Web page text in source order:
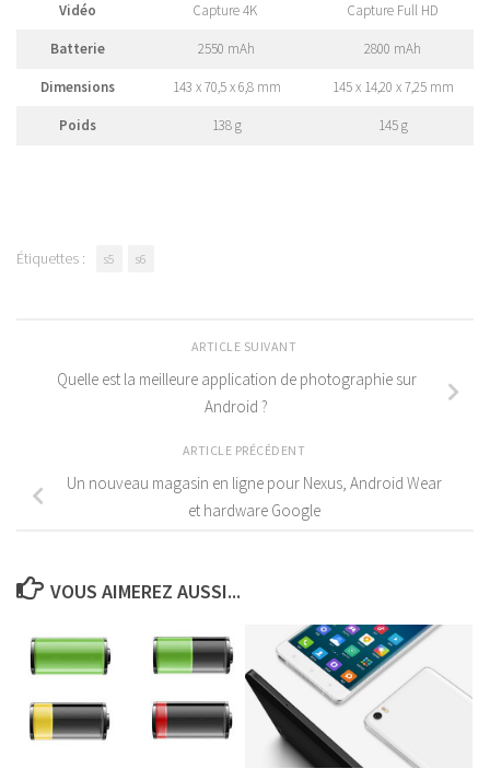
Vidéo Capture 4K Capture Full HD
Batterie 2550 mAh 2800 mAh
Dimensions 143 x 70,5 x 6,8 mm 145 x 14,20 x 7,25 mm
Poids 138 g 145 g
Étiquettes : s5 s6
ARTICLE SUIVANT
Quelle est la meilleure application de photographie sur
Android ?
ARTICLE PRÉCÉDENT
Un nouveau magasin en ligne pour Nexus, Android Wear
et hardware Google
VOUS AIMEREZ AUSSI...